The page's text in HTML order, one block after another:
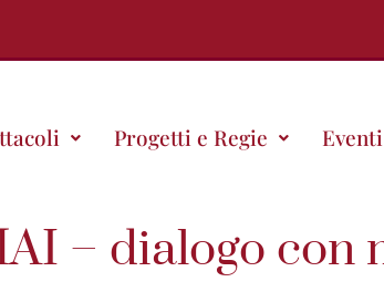
Progetti e Regie Eventi
– dialogo con